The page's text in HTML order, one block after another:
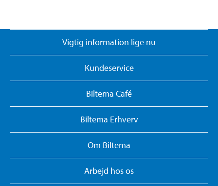
Vigtig information lige nu
Kundeservice
Biltema Café
Biltema Erhverv
Om Biltema
Arbejd hos os